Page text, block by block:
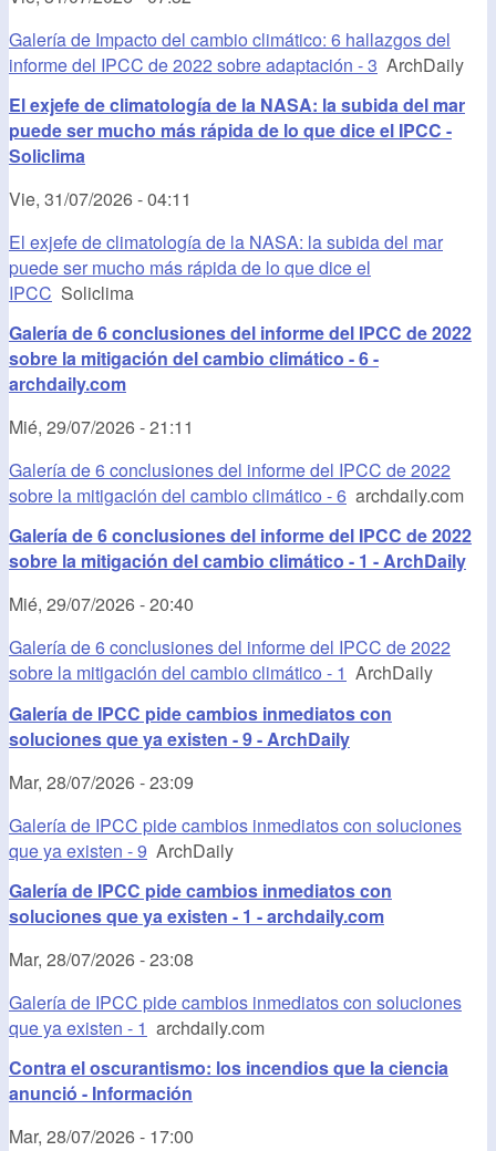
Galería de Impacto del cambio climático: 6 hallazgos del
informe del IPCC de 2022 sobre adaptación - 3 ArchDaily
El exjefe de climatología de la NASA: la subida del mar
puede ser mucho más rápida de lo que dice el IPCC -
Soliclima
Vie, 31/07/2026 - 04:11
El exjefe de climatología de la NASA: la subida del mar
puede ser mucho más rápida de lo que dice el
IPCC Soliclima
Galería de 6 conclusiones del informe del IPCC de 2022
sobre la mitigación del cambio climático - 6 -
archdaily.com
Mié, 29/07/2026 - 21:11
Galería de 6 conclusiones del informe del IPCC de 2022
sobre la mitigación del cambio climático - 6 archdaily.com
Galería de 6 conclusiones del informe del IPCC de 2022
sobre la mitigación del cambio climático - 1 - ArchDaily
Mié, 29/07/2026 - 20:40
Galería de 6 conclusiones del informe del IPCC de 2022
sobre la mitigación del cambio climático - 1 ArchDaily
Galería de IPCC pide cambios inmediatos con
soluciones que ya existen - 9 - ArchDaily
Mar, 28/07/2026 - 23:09
Galería de IPCC pide cambios inmediatos con soluciones
que ya existen - 9 ArchDaily
Galería de IPCC pide cambios inmediatos con
soluciones que ya existen - 1 - archdaily.com
Mar, 28/07/2026 - 23:08
Galería de IPCC pide cambios inmediatos con soluciones
que ya existen - 1 archdaily.com
Contra el oscurantismo: los incendios que la ciencia
anunció - Información
Mar, 28/07/2026 - 17:00